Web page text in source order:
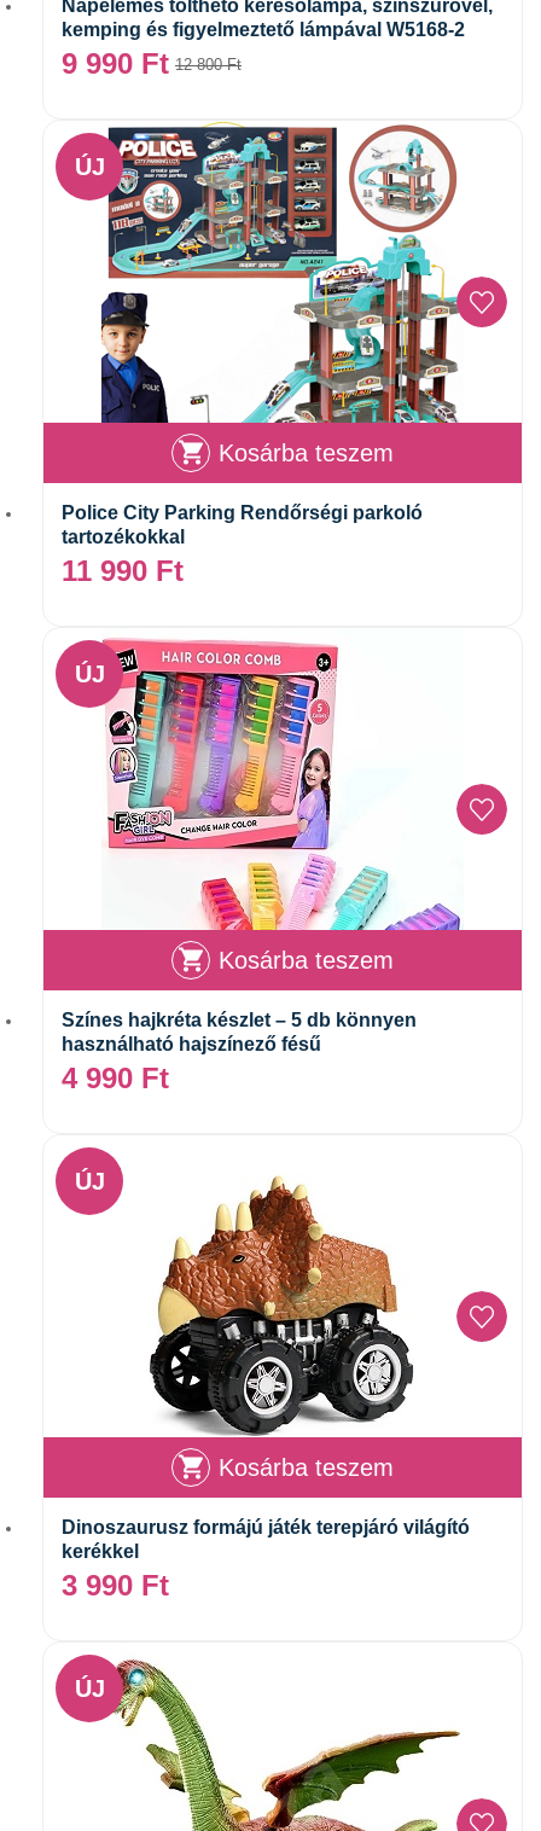
Napelemes tölthető keresőlámpa, színszűrővel,
kemping és figyelmeztető lámpával W5168-2
12 800Ft
9 990 Ft
ÚJ
Kosárba teszem
Police City Parking Rendőrségi parkoló
tartozékokkal
11 990 Ft
ÚJ
Kosárba teszem
Színes hajkréta készlet – 5 db könnyen
használható hajszínező fésű
4 990 Ft
ÚJ
Kosárba teszem
Dinoszaurusz formájú játék terepjáró világító
kerékkel
3 990 Ft
ÚJ